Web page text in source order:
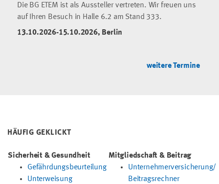
Die BG ETEM ist als Aussteller vertreten. Wir freuen uns
auf Ihren Besuch in Halle 6.2 am Stand 333.
13.10.2026-15.10.2026, Berlin
weitere Termine
HÄUFIG GEKLICKT
Sicherheit & Gesundheit
Gefährdungsbeurteilung
Unterweisung
Mitgliedschaft & Beitrag
Unternehmerversicherung/
Beitragsrechner